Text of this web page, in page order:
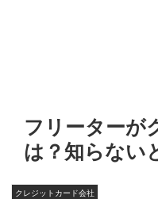
フリーターが
は？知らない
クレジットカード会社